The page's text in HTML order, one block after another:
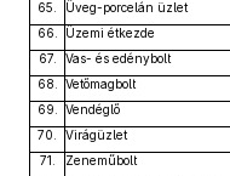
65. Üveg-porcelán üzlet
66.
Üzemi étkezde
67.
Vas- és edénybolt
68.
Vetőmagbolt
69.
Vendéglő
70.
Virágüzlet
71.
Zeneműbolt